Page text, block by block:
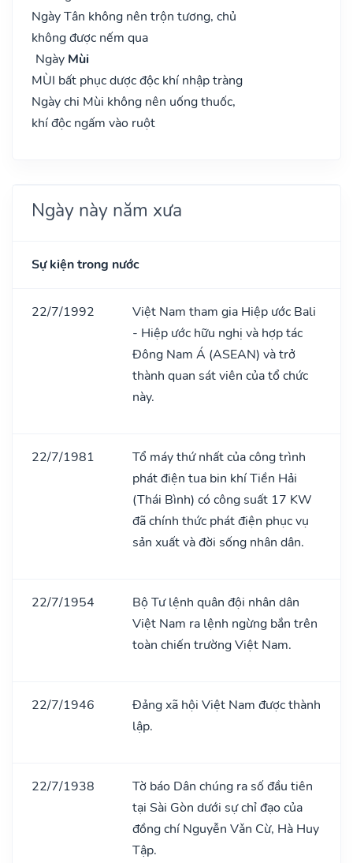
Ngày Tân không nên trộn tương, chủ
không được nếm qua
Ngày Mùi
MÙI bất phục dược độc khí nhập tràng
Ngày chi Mùi không nên uống thuốc,
khí độc ngấm vào ruột
Ngày này năm xưa
Sự kiện trong nước
22/7/1992
Việt Nam tham gia Hiệp ước Bali
- Hiệp ước hữu nghị và hợp tác
Đông Nam Á (ASEAN) và trở
thành quan sát viên của tổ chức
này.
22/7/1981
Tổ máy thứ nhất của công trình
phát điện tua bin khí Tiền Hải
(Thái Bình) có công suất 17 KW
đã chính thức phát điện phục vụ
sản xuất và đời sống nhân dân.
22/7/1954
Bộ Tư lệnh quân đội nhân dân
Việt Nam ra lệnh ngừng bắn trên
toàn chiến trường Việt Nam.
22/7/1946
Đảng xã hội Việt Nam được thành
lập.
22/7/1938
Tờ báo Dân chúng ra số đầu tiên
tại Sài Gòn dưới sự chỉ đạo của
đồng chí Nguyễn Vǎn Cừ, Hà Huy
Tập.